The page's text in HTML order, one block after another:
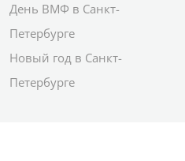
День ВМФ в Санкт-
Петербурге
Новый год в Санкт-
Петербурге